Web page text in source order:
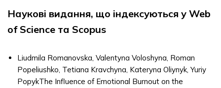
Наукові видання, що індексуються у Web
of Science та Scopus
Liudmila Romanovska, Valentyna Voloshyna, Roman
Popeliushko, Tetiana Kravchyna, Kateryna Oliynyk, Yuriy
PopykThe Influence of Emotional Burnout on the